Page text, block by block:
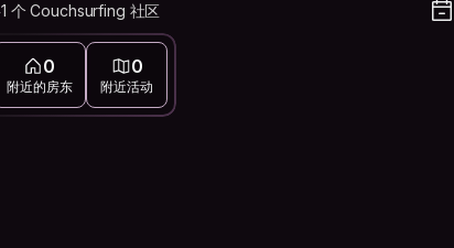
1 个 Couchsurfing 社区
0
附近的房东
0
附近活动